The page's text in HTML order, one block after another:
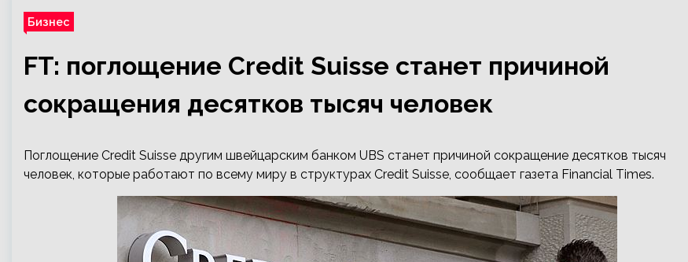
Бизнес
FT: поглощение Credit Suisse станет причиной
сокращения десятков тысяч человек
Поглощение Credit Suisse другим швейцарским банком UBS станет причиной сокращение десятков тысяч
человек, которые работают по всему миру в структурах Credit Suisse, сообщает газета Financial Times.